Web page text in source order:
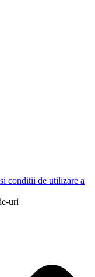
conditii de utilizare a
uri